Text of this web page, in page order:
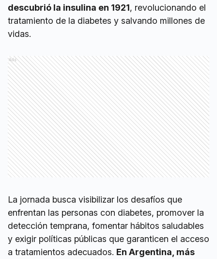
descubrió la insulina en 1921, revolucionando el
tratamiento de la diabetes y salvando millones de
vidas.
Ads
La jornada busca visibilizar los desafíos que
enfrentan las personas con diabetes, promover la
detección temprana, fomentar hábitos saludables
y exigir políticas públicas que garanticen el acceso
a tratamientos adecuados. En Argentina, más